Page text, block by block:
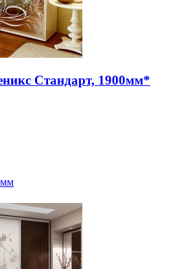
Стандарт, 1900мм*
мм